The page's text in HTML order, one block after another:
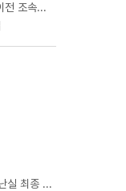
이재명 대통령 "통합시 약칭은 광주특별시.. 공항 이전 조속하게"
전남광주통합특별시 정무부시장 후보에 백승주·윤난실 최종 지명